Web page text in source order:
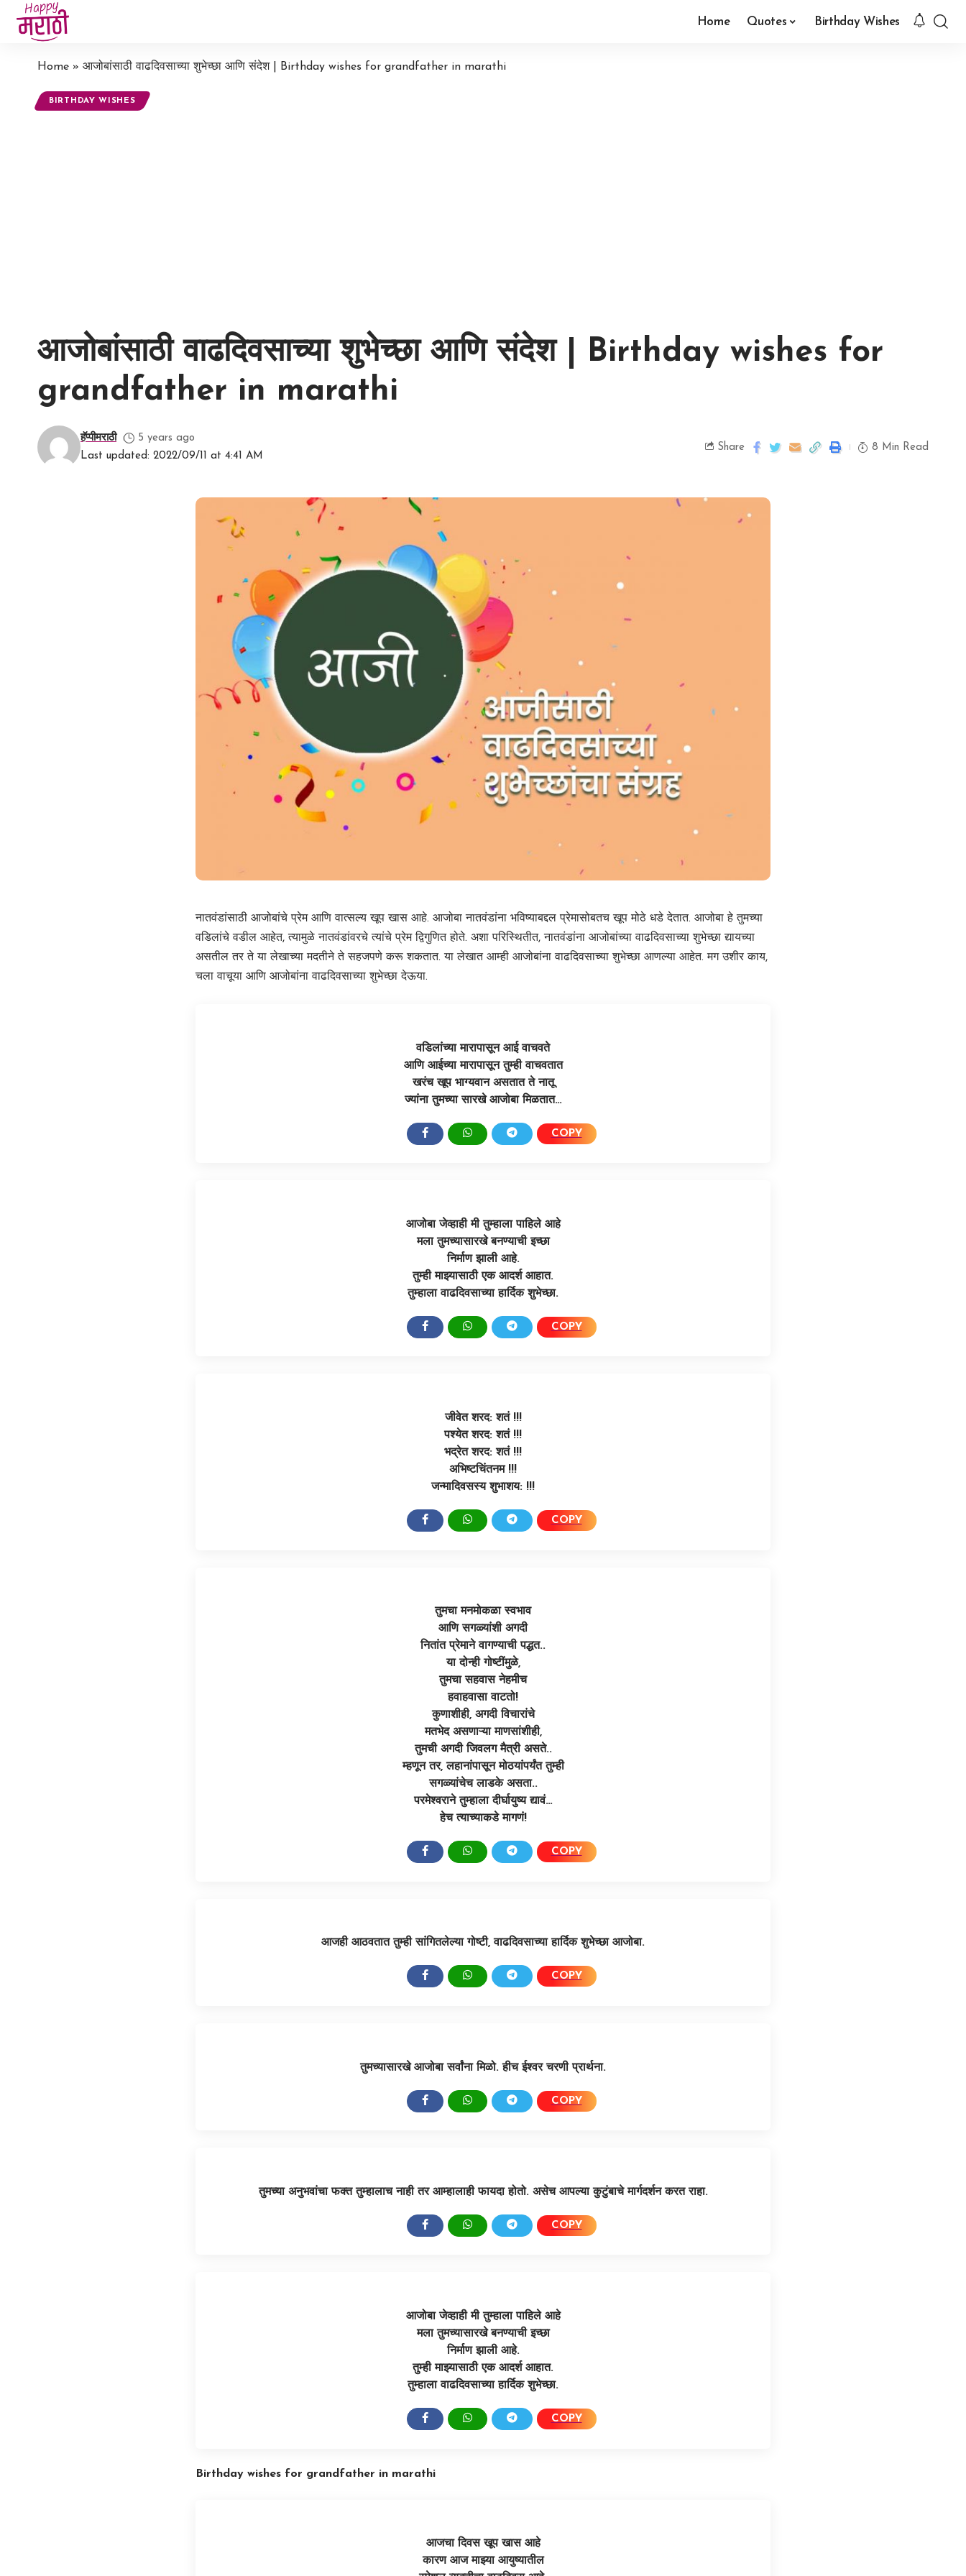
Home Quotes Birthday Wishes
Home » आजोबांसाठी वाढदिवसाच्या शुभेच्छा आणि संदेश | Birthday wishes for grandfather in marathi
BIRTHDAY WISHES
आजोबांसाठी वाढदिवसाच्या शुभेच्छा आणि संदेश | Birthday wishes for
grandfather in marathi
Last updated: 2022/09/11 at 4:41 AM
हॅप्पीमराठी
5 years ago
Share
8 Min Read
नातवंडांसाठी आजोबांचे प्रेम आणि वात्सल्य खूप खास आहे. आजोबा नातवंडांना भविष्याबद्दल प्रेमासोबतच खूप मोठे धडे देतात. आजोबा हे तुमच्या
वडिलांचे वडील आहेत, त्यामुळे नातवंडांवरचे त्यांचे प्रेम द्विगुणित होते. अशा परिस्थितीत, नातवंडांना आजोबांच्या वाढदिवसाच्या शुभेच्छा द्यायच्या
असतील तर ते या लेखाच्या मदतीने ते सहजपणे करू शकतात. या लेखात आम्ही आजोबांना वाढदिवसाच्या शुभेच्छा आणल्या आहेत. मग उशीर काय,
चला वाचूया आणि आजोबांना वाढदिवसाच्या शुभेच्छा देऊया.
वडिलांच्या मारापासून आई वाचवते
आणि आईच्या मारापासून तुम्ही वाचवतात
खरंच खूप भाग्यवान असतात ते नातू
ज्यांना तुमच्या सारखे आजोबा मिळतात…
COPY
आजोबा जेव्हाही मी तुम्हाला पाहिले आहे
मला तुमच्यासारखे बनण्याची इच्छा
निर्माण झाली आहे.
तुम्ही माझ्यासाठी एक आदर्श आहात.
तुम्हाला वाढदिवसाच्या हार्दिक शुभेच्छा.
COPY
जीवेत शरद: शतं !!!
पश्येत शरद: शतं !!!
भद्रेत शरद: शतं !!!
अभिष्टचिंतनम !!!
जन्मादिवसस्य शुभाशय: !!!
COPY
तुमचा मनमोकळा स्वभाव
आणि सगळ्यांशी अगदी
नितांत प्रेमाने वागण्याची पद्धत..
या दोन्ही गोष्टींमुळे,
तुमचा सहवास नेहमीच
हवाहवासा वाटतो!
कुणाशीही, अगदी विचारांचे
मतभेद असणाऱ्या माणसांशीही,
तुमची अगदी जिवलग मैत्री असते..
म्हणून तर, लहानांपासून मोठयांपर्यंत तुम्ही
सगळ्यांचेच लाडके असता..
परमेश्वराने तुम्हाला दीर्घायुष्य द्यावं…
हेच त्याच्याकडे मागणं!
COPY
आजही आठवतात तुम्ही सांगितलेल्या गोष्टी, वाढदिवसाच्या हार्दिक शुभेच्छा आजोबा.
COPY
तुमच्यासारखे आजोबा सर्वांना मिळो. हीच ईश्वर चरणी प्रार्थना.
COPY
तुमच्या अनुभवांचा फक्त तुम्हालाच नाही तर आम्हालाही फायदा होतो. असेच आपल्या कुटुंबाचे मार्गदर्शन करत राहा.
COPY
आजोबा जेव्हाही मी तुम्हाला पाहिले आहे
मला तुमच्यासारखे बनण्याची इच्छा
निर्माण झाली आहे.
तुम्ही माझ्यासाठी एक आदर्श आहात.
तुम्हाला वाढदिवसाच्या हार्दिक शुभेच्छा.
COPY
Birthday wishes for grandfather in marathi
आजचा दिवस खूप खास आहे
कारण आज माझ्या आयुष्यातील